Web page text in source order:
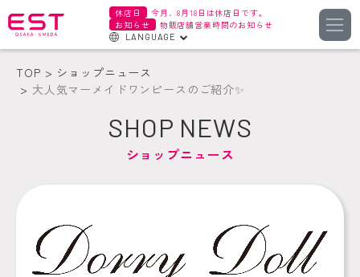
休店日
今月、8月18日は休店日です。
お知らせ
物販店舗営業時間のお知らせ
LANGUAGE
한국어
TOP
ショップニュース
大人気マーメイドワンピースのご紹介✨
SHOP NEWS
ショップニュース